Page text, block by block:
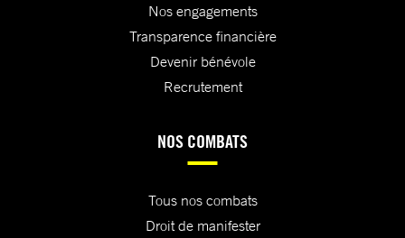
Nos engagements
Transparence financière
Devenir bénévole
Recrutement
NOS COMBATS
Tous nos combats
Droit de manifester